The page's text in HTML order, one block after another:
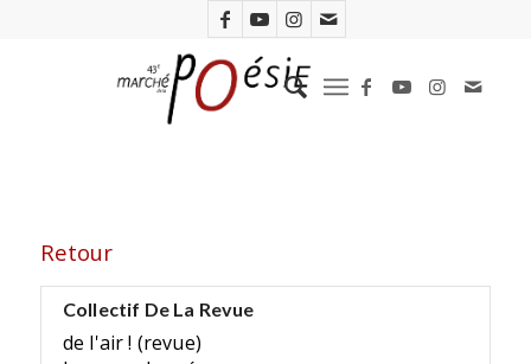
Retour
Collectif De La Revue
de l'air ! (revue)